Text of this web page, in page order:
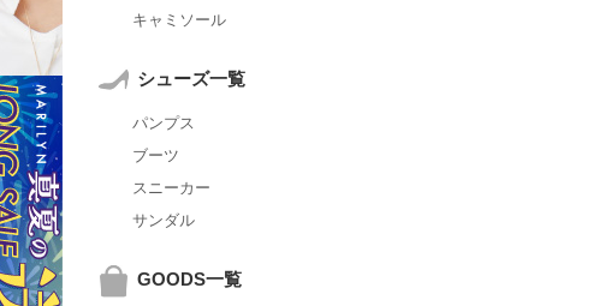
キャミソール
シューズ一覧
パンプス
ブーツ
スニーカー
サンダル
GOODS一覧